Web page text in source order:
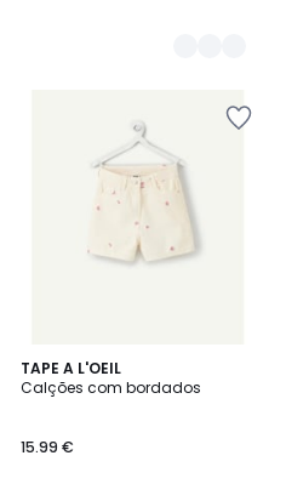
TAPE A L'OEIL
Calções com bordados
15.99 €